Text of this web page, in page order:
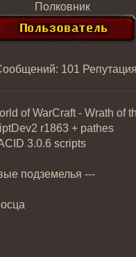
Полковник
101
of WarCraft - Wrath of
r1863 + pathes
3.0.6 scripts
подземелья ---